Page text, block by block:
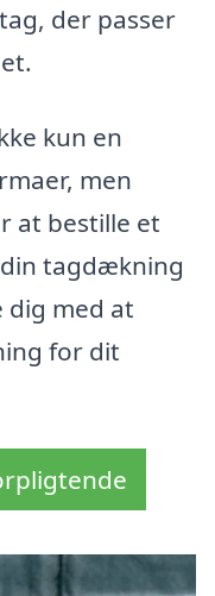
der passer
kun en
men
at bestille et
tagdækning
dig med at
for dit